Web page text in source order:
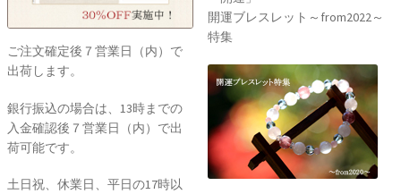
ご注文確定後７営業日（内）で
出荷します。
銀行振込の場合は、13時までの
入金確認後７営業日（内）で出
荷可能です。
土日祝、休業日、平日の17時以
開運ブレスレット～from2022～
特集